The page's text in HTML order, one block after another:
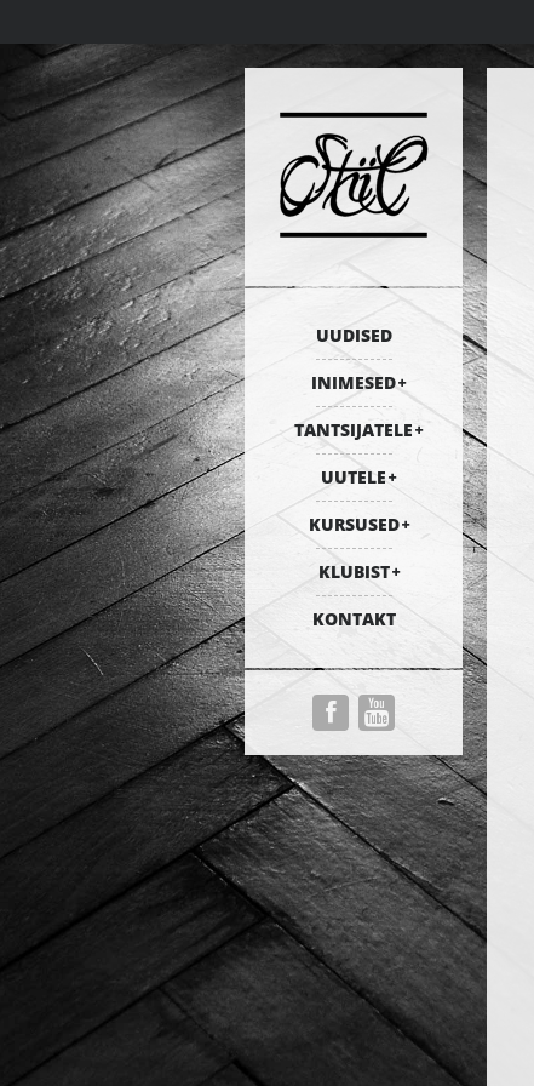
UUDISED
INIMESED
TANTSIJATELE
UUTELE
KURSUSED
KLUBIST
KONTAKT